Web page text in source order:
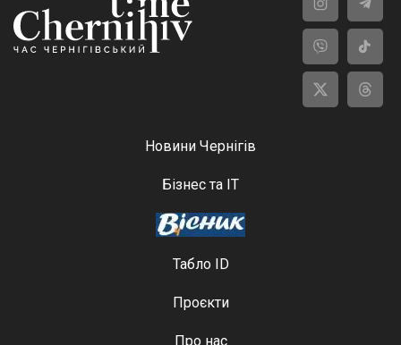
Новини Чернігів
Бізнес та ІТ
Табло ID
Проєкти
Про нас